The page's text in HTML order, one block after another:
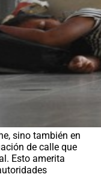
sino también en
de calle que
Esto amerita